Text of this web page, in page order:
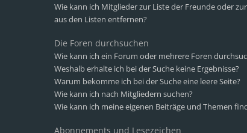
Wie kann ich Mitglieder zur Liste der Freunde oder
aus den Listen entfernen?
Die Foren durchsuchen
Wie kann ich ein Forum oder mehrere Foren
Weshalb erhalte ich bei der Suche keine Ergebnisse?
Warum bekomme ich bei der Suche eine leere Seite?
Wie kann ich nach Mitgliedern suchen?
Wie kann ich meine eigenen Beiträge und Themen
Abonnements und Lesezeichen